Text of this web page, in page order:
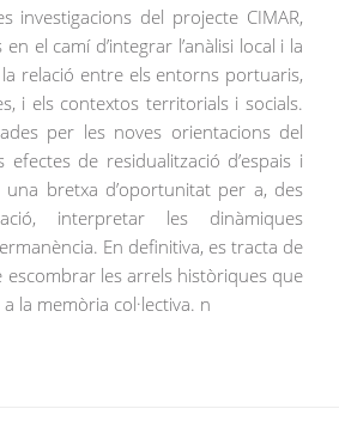
investigacions del projecte CIMAR,
el camí d’integrar l’anàlisi local i la
relació entre els entorns portuaris,
i els contextos territorials i socials.
per les noves orientacions del
de residualització d’espais i
bretxa d’oportunitat per a, des
interpretar les dinàmiques
En definitiva, es tracta de
les arrels històriques que
la memòria col·lectiva. n